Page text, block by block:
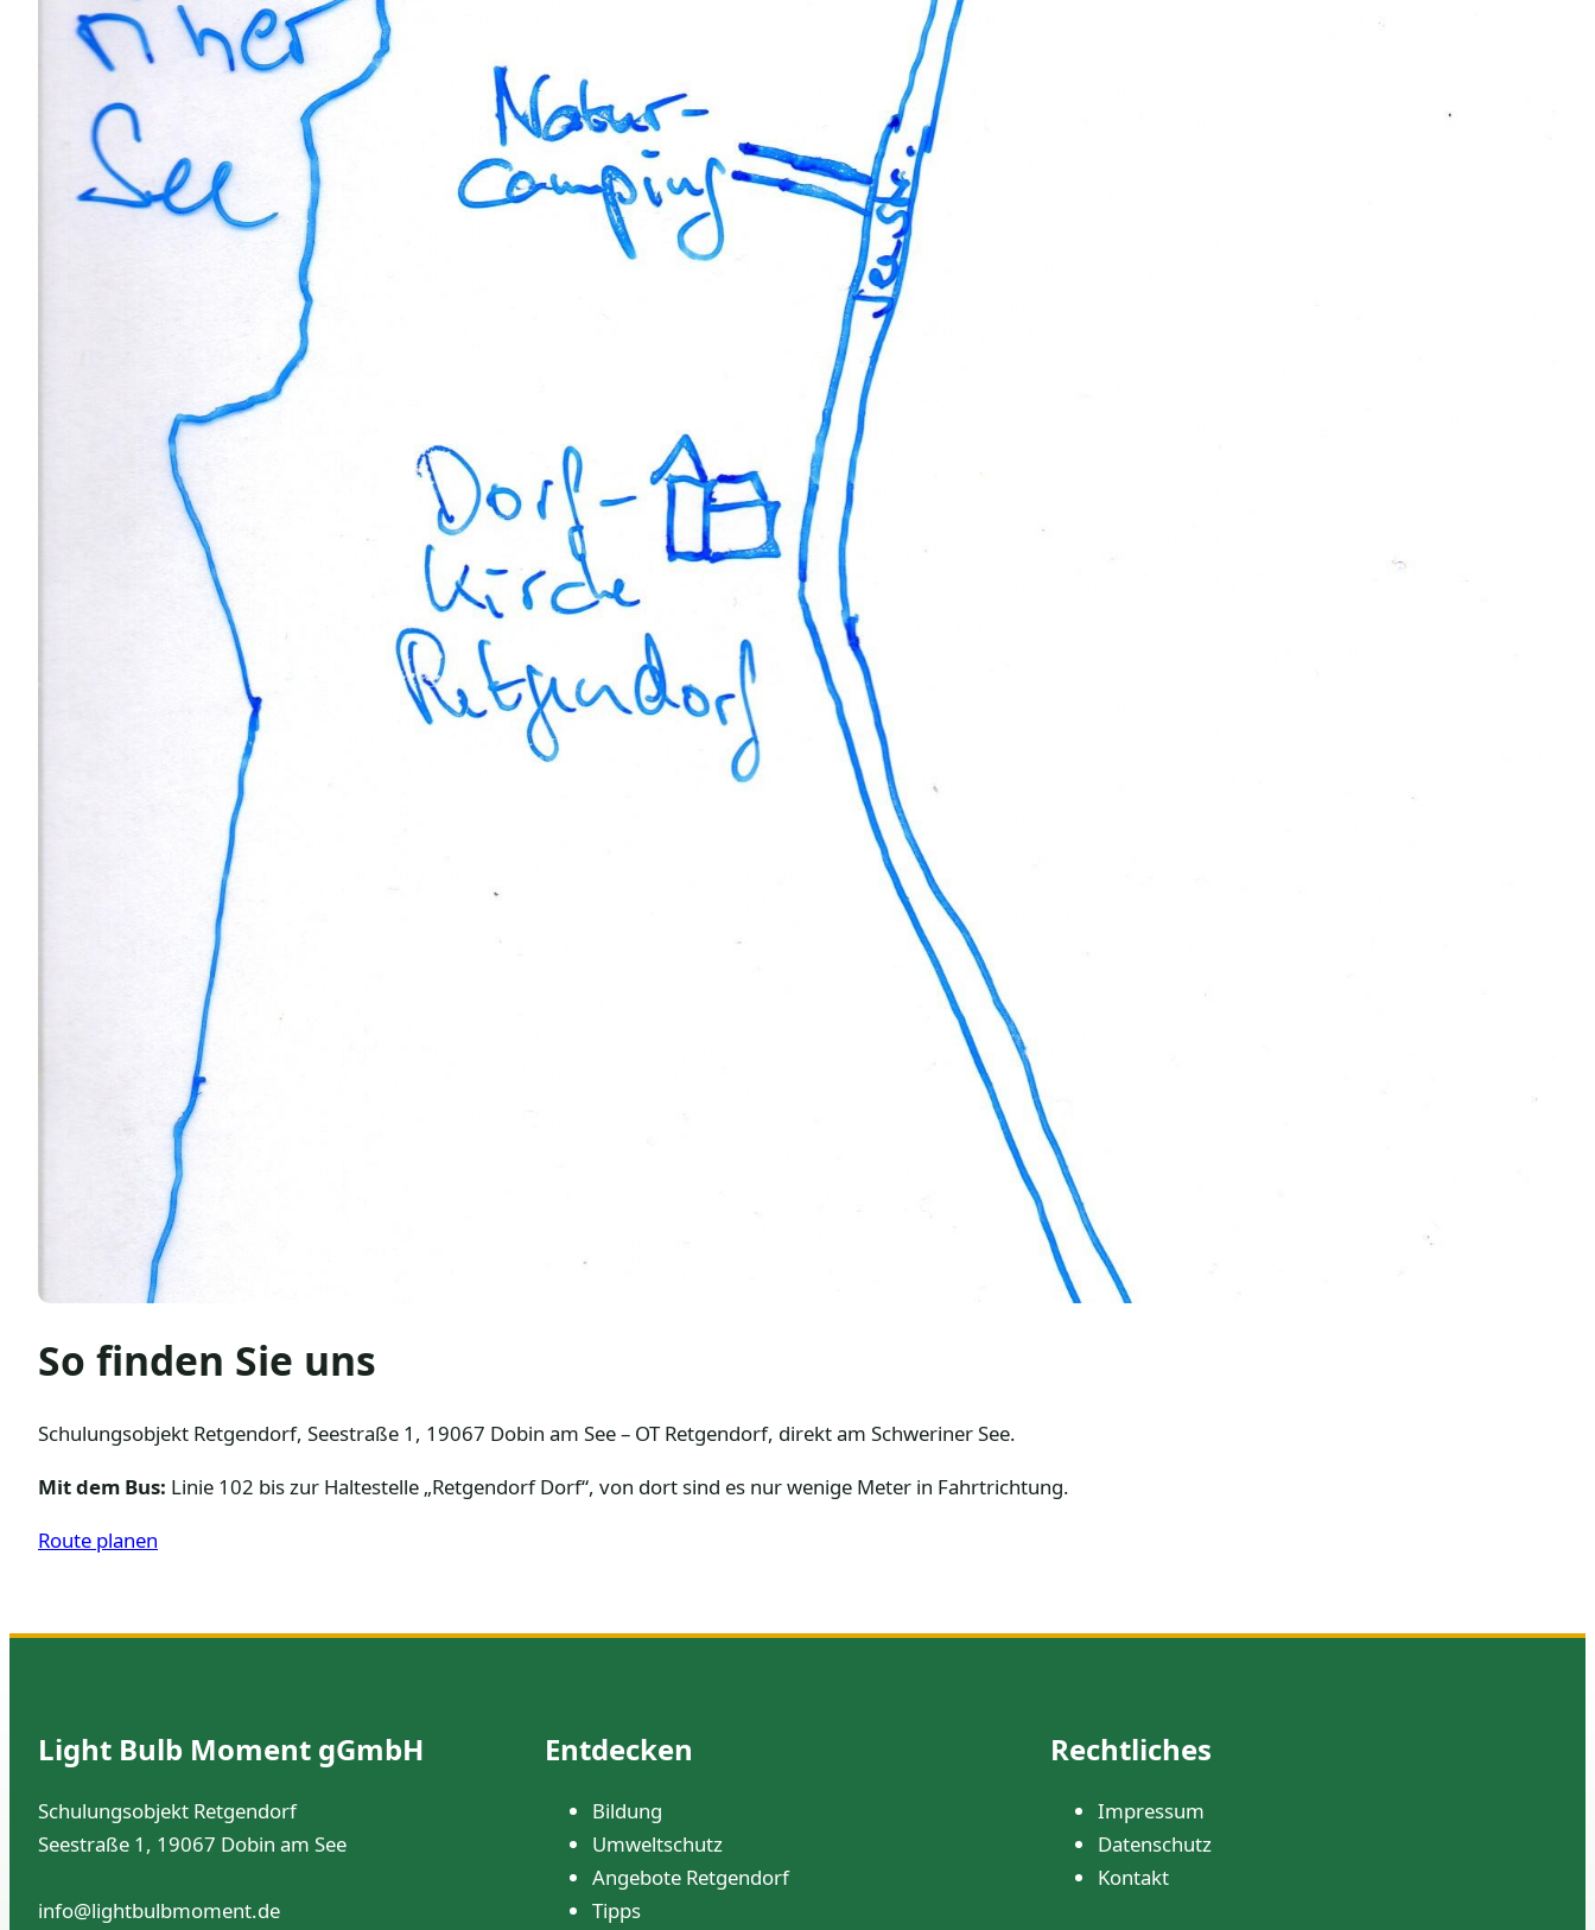
So finden Sie uns
Schulungsobjekt Retgendorf, Seestraße 1, 19067 Dobin am See – OT Retgendorf, direkt am Schweriner See.
Mit dem Bus: Linie 102 bis zur Haltestelle „Retgendorf Dorf“, von dort sind es nur wenige Meter in Fahrtrichtung.
Route planen
Light Bulb Moment gGmbH
Schulungsobjekt Retgendorf
Seestraße 1, 19067 Dobin am See
info@lightbulbmoment.de
Entdecken
Bildung
Umweltschutz
Angebote Retgendorf
Tipps
Rechtliches
Impressum
Datenschutz
Kontakt